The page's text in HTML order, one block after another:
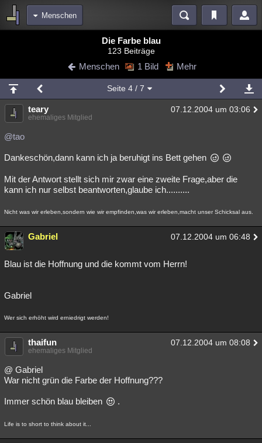
Menschen
Blogs Videos
Chat Wiki Neuigkeiten
meine Rubriken
Menschen Mystery Kriminalfälle
Spiritualität
Natur Umfragen Unterhaltung
weitere Rubriken
Philosophie Träume Orte Esoterik Literatur
Astronomie Helpdesk Gruppen Gaming Filme
Musik Clash Allmystery English
Lesenswert
Die Farbe blau
123 Beiträge
Menschen 1 Bild Mehr
Seite 4/ 7
teary 07.12.2004 um 03:06
ehemaliges Mitglied
@tao
Dankeschön,dann kann ich ja beruhigt ins Bett gehen
Mit der Antwort stellt sich mir zwar eine zweite Frage,aber die
kann ich nur selbst beantworten,glaube ich..........
Nicht was wir erleben,sondern wie wir empfinden,was wir erleben,macht unser Schicksal aus.
Gabriel 07.12.2004 um 06:48
Blau ist die Hoffnung und die kommt vom Herrn!
Gabriel
Wer sich erhöht wird erniedrigt werden!
thaifun 07.12.2004 um 08:08
ehemaliges Mitglied
@ Gabriel
War nicht grün die Farbe der Hoffnung???
Immer schön blau bleiben .
Life is to short to think about it...